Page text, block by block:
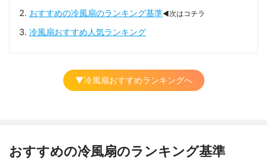
おすすめの冷風扇のランキング基準◀次はコチラ
冷風扇おすすめ人気ランキング
▼冷風扇おすすめランキングへ
おすすめの冷風扇のランキング基準